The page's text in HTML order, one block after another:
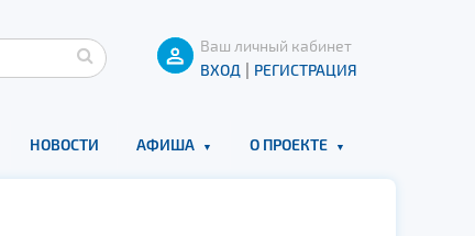
Ваш личный кабинет
ВХОД | РЕГИСТРАЦИЯ
НОВОСТИ АФИША О ПРОЕКТЕ